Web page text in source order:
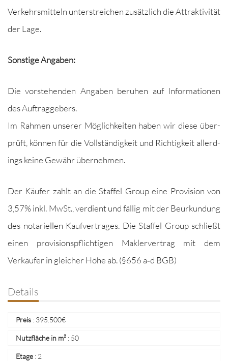
Verkehrsmit­teln unter­stre­ichen zusät­zlich die Attrak­tiv­ität
der Lage.
Son­stige Angaben:
Die vorste­hen­den Angaben beruhen auf Infor­ma­tio­nen
des Auftraggebers.
Im Rah­men unser­er Möglichkeit­en haben wir diese über­
prüft, kön­nen für die Voll­ständigkeit und Richtigkeit allerd­
ings keine Gewähr übernehmen.
Der Käufer zahlt an die Staffel Group eine Pro­vi­sion von
3,57% inkl. MwSt., ver­di­ent und fäl­lig mit der Beurkun­dung
des notariellen Kaufver­trages. Die Staffel Group schließt
einen pro­vi­sion­spflichti­gen Mak­lerver­trag mit dem
Verkäufer in gle­ich­er Höhe ab. (§656 a‑d BGB)
Details
Preis : 395.500€
Nutzfläche in m² : 50
Etage : 2